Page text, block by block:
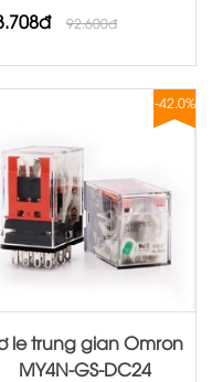
92.600đ
-42.0%
le trung gian Omron
MY4N‐GS‐DC24